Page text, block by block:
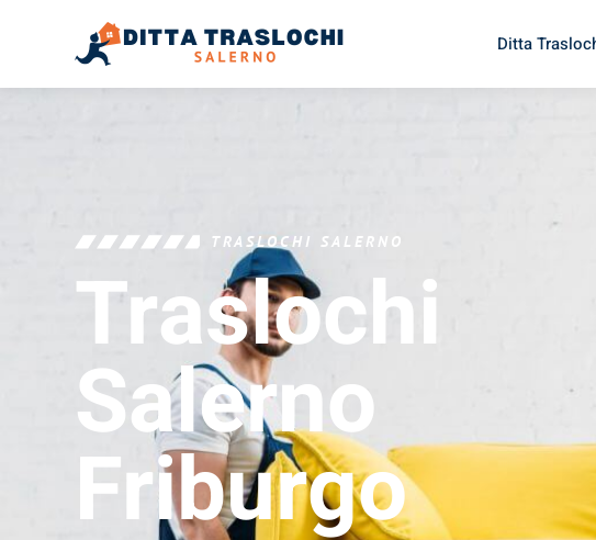
Ditta
TRASLOCHI SALERNO
Traslochi
Salerno
Friburgo